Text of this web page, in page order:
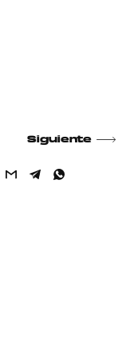
Siguiente